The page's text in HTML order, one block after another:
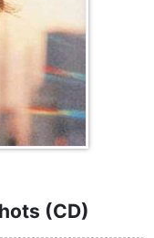
(CD)